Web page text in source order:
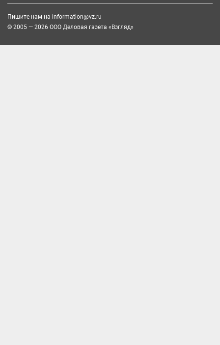
Пишите нам на information@vz.ru
© 2005 — 2026 ООО Деловая газета «Взгляд»